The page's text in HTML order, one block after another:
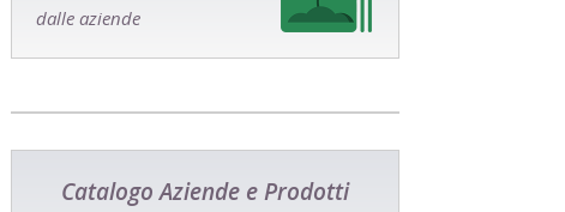
dalle aziende
Catalogo Aziende e Prodotti